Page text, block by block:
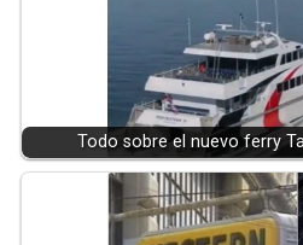
Todo sobre el nuevo ferry